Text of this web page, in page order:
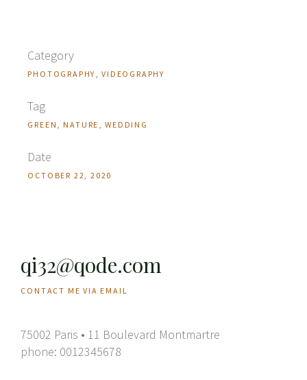
Category
PHOTOGRAPHY VIDEOGRAPHY
Tag
GREEN NATURE WEDDING
Date
OCTOBER 22, 2020
qi32@qode.com
CONTACT ME VIA EMAIL
75002 Paris • 11 Boulevard Montmartre
phone: 0012345678